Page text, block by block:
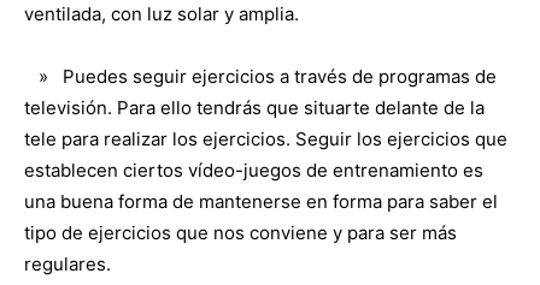
ventilada, con luz solar y amplia.
» Puedes seguir ejercicios a través de programas de
televisión. Para ello tendrás que situarte delante de la
tele para realizar los ejercicios. Seguir los ejercicios que
establecen ciertos vídeo-juegos de entrenamiento es
una buena forma de mantenerse en forma para saber el
tipo de ejercicios que nos conviene y para ser más
regulares.